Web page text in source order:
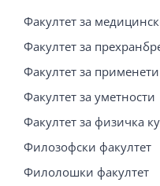
Факултет за
Факултет за
Факултет за
Факултет за уметности
Факултет за физичка
Филозофски факултет
Филолошки факултет